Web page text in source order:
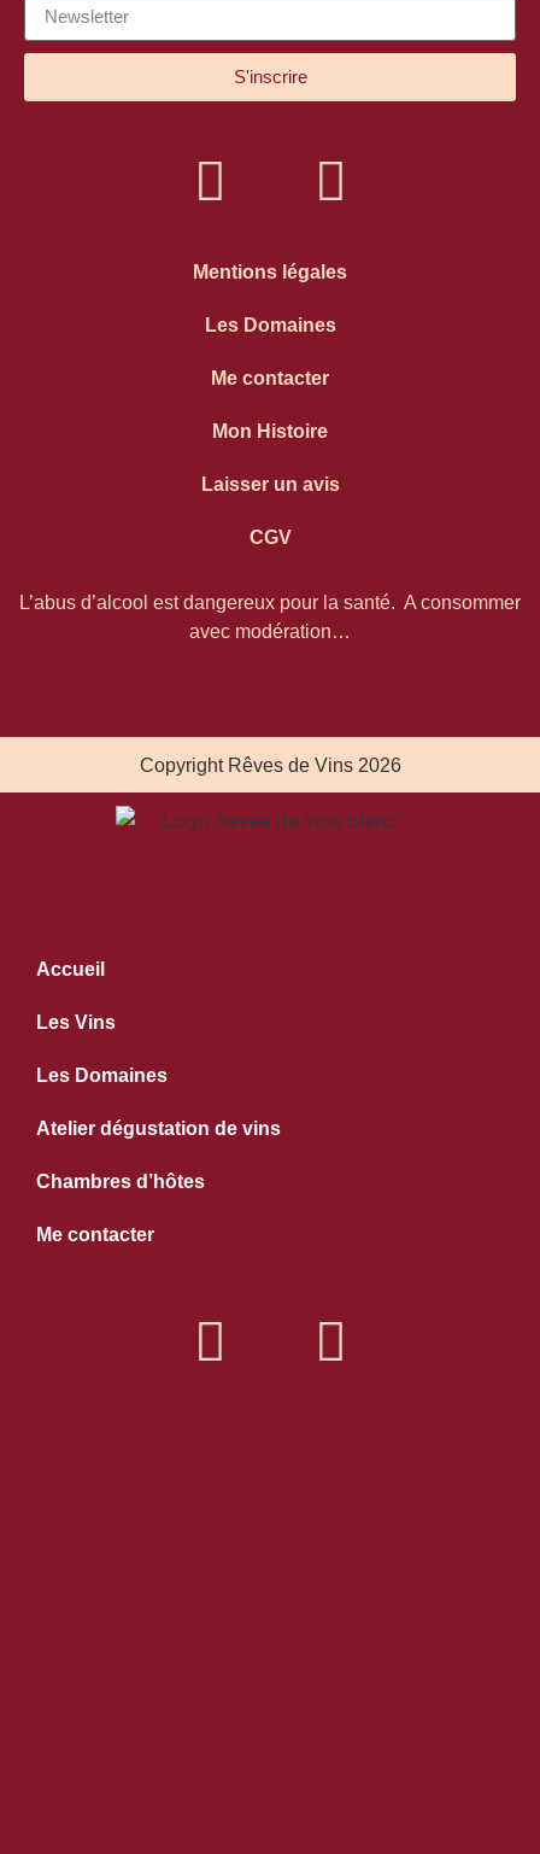
S'inscrire
Mentions légales
Les Domaines
Me contacter
Mon Histoire
Laisser un avis
CGV
L’abus d’alcool est dangereux pour la santé. A consommer
avec modération…
Copyright Rêves de Vins 2026
Accueil
Les Vins
Les Domaines
Atelier dégustation de vins
Chambres d’hôtes
Me contacter